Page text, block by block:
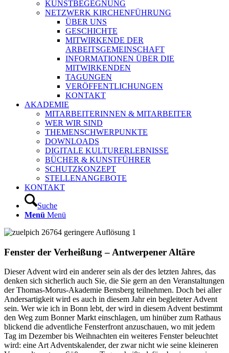
KUNSTBEGEGNUNG
NETZWERK KIRCHENFÜHRUNG
ÜBER UNS
GESCHICHTE
MITWIRKENDE DER
ARBEITSGEMEINSCHAFT
INFORMATIONEN ÜBER DIE
MITWIRKENDEN
TAGUNGEN
VERÖFFENTLICHUNGEN
KONTAKT
AKADEMIE
MITARBEITERINNEN & MITARBEITER
WER WIR SIND
THEMENSCHWERPUNKTE
DOWNLOADS
DIGITALE KULTURERLEBNISSE
BÜCHER & KUNSTFÜHRER
SCHUTZKONZEPT
STELLENANGEBOTE
KONTAKT
Suche
Menü Menü
Fenster der Verheißung – Antwerpener Altäre
Dieser Advent wird ein anderer sein als der des letzten Jahres, das
denken sich sicherlich auch Sie, die Sie gern an den Veranstaltungen
der Thomas-Morus-Akademie Bensberg teilnehmen. Doch bei aller
Andersartigkeit wird es auch in diesem Jahr ein begleiteter Advent
sein. Wer wie ich in Bonn lebt, der wird in diesem Advent bestimmt
den Weg zum Bonner Markt einschlagen, um hinüber zum Rathaus
blickend die adventliche Fensterfront anzuschauen, wo mit jedem
Tag im Dezember bis Weihnachten ein weiteres Fenster beleuchtet
wird: eine Art Adventskalender, der zwar nicht wie seine kleineren